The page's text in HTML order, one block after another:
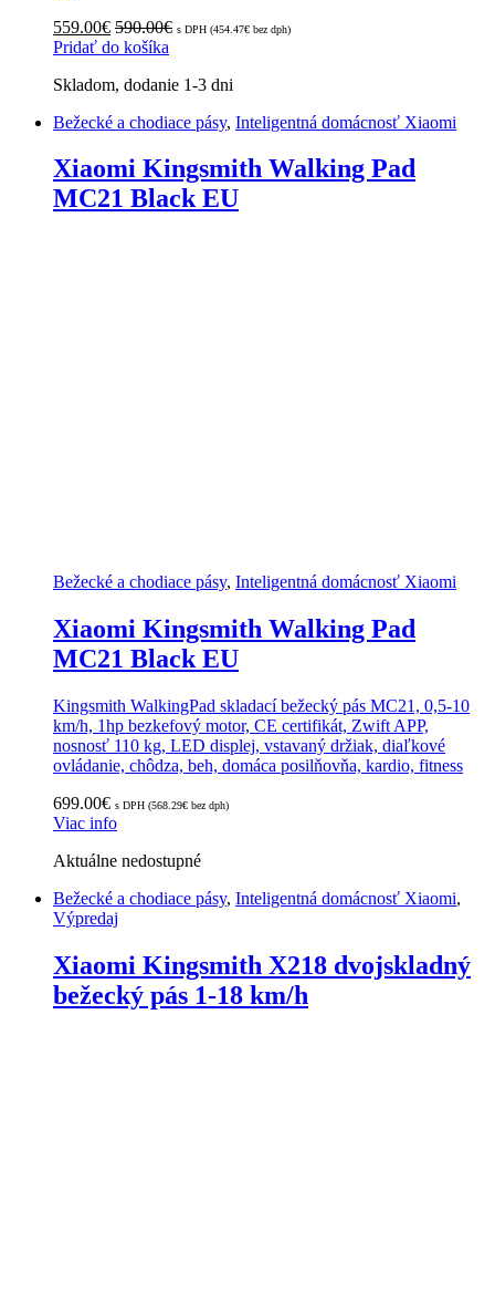
559.00€ 590.00€ s DPH (454.47€ bez dph)
Pridať do košíka
Skladom, dodanie 1-3 dni
Bežecké a chodiace pásy, Inteligentná domácnosť Xiaomi
Xiaomi Kingsmith Walking Pad
MC21 Black EU
Bežecké a chodiace pásy, Inteligentná domácnosť Xiaomi
Xiaomi Kingsmith Walking Pad
MC21 Black EU
Kingsmith WalkingPad skladací bežecký pás MC21, 0,5-10
km/h, 1hp bezkefový motor, CE certifikát, Zwift APP,
nosnosť 110 kg, LED displej, vstavaný držiak, diaľkové
ovládanie, chôdza, beh, domáca posilňovňa, kardio, fitness
699.00€ s DPH (568.29€ bez dph)
Viac info
Aktuálne nedostupné
Bežecké a chodiace pásy, Inteligentná domácnosť Xiaomi,
Výpredaj
Xiaomi Kingsmith X218 dvojskladný
bežecký pás 1-18 km/h